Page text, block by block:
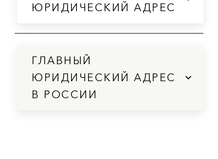
ЮРИДИЧЕСКИЙ АДРЕС
ГЛАВНЫЙ
ЮРИДИЧЕСКИЙ АДРЕС
В РОССИИ